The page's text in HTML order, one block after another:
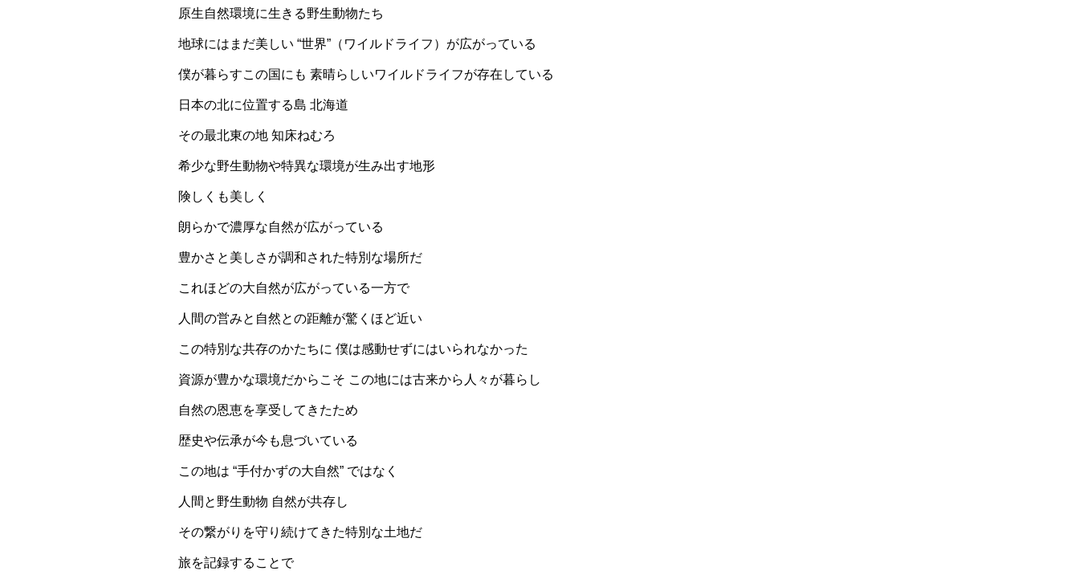
原生自然環境に生きる野生動物たち
地球にはまだ美しい “世界”（ワイルドライフ）が広がっている
僕が暮らすこの国にも 素晴らしいワイルドライフが存在している
日本の北に位置する島 北海道
その最北東の地 知床ねむろ
希少な野生動物や特異な環境が生み出す地形
険しくも美しく
朗らかで濃厚な自然が広がっている
豊かさと美しさが調和された特別な場所だ
これほどの大自然が広がっている一方で
人間の営みと自然との距離が驚くほど近い
この特別な共存のかたちに 僕は感動せずにはいられなかった
資源が豊かな環境だからこそ この地には古来から人々が暮らし
自然の恩恵を享受してきたため
歴史や伝承が今も息づいている
この地は “手付かずの大自然” ではなく
人間と野生動物 自然が共存し
その繋がりを守り続けてきた特別な土地だ
旅を記録することで